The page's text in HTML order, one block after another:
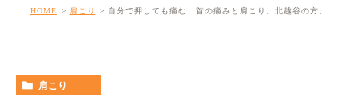
HOME 肩こり 自分で押しても痛む、首の痛みと肩こり。北越谷の方。
肩こり